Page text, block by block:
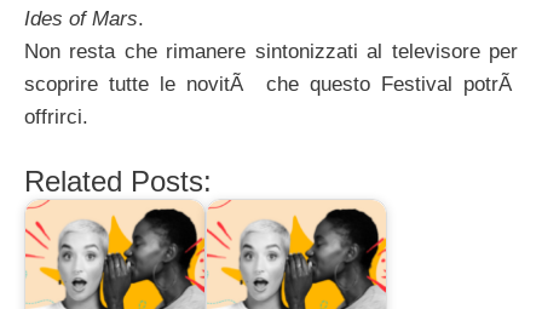
Ides of Mars.
Non resta che rimanere sintonizzati al televisore per
scoprire tutte le novitÃ che questo Festival potrÃ
offrirci.
Related Posts: